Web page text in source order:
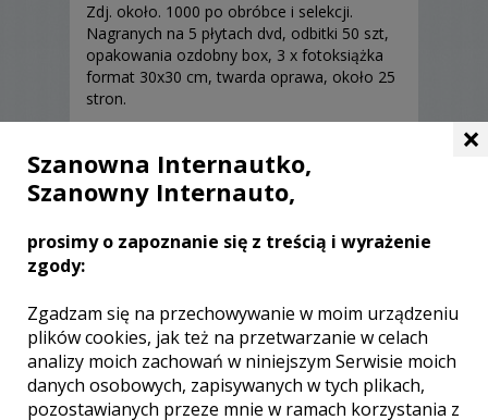
Zdj. około. 1000 po obróbce i selekcji.
Nagranych na 5 płytach dvd, odbitki 50 szt,
opakowania ozdobny box, 3 x fotoksiążka
format 30x30 cm, twarda oprawa, około 25
stron.
Aparat Sony A7iii/A7ii, obiektywy - sigma 35
Opinie o fotografie (0)
×
Szanowna Internautko,
Szanowny Internauto,
prosimy o zapoznanie się z treścią i wyrażenie
zgody:
Zgadzam się na przechowywanie w moim urządzeniu
plików cookies, jak też na przetwarzanie w celach
analizy moich zachowań w niniejszym Serwisie moich
danych osobowych, zapisywanych w tych plikach,
pozostawianych przeze mnie w ramach korzystania z